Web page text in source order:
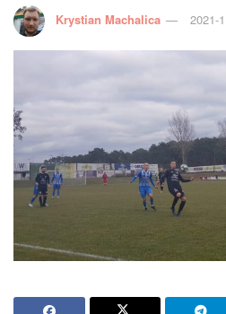
Krystian Machalica 2021-